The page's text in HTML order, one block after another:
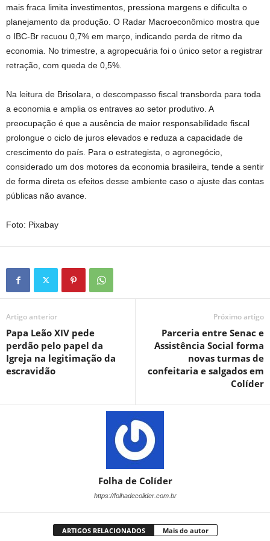
mais fraca limita investimentos, pressiona margens e dificulta o
planejamento da produção. O Radar Macroeconômico mostra que
o IBC-Br recuou 0,7% em março, indicando perda de ritmo da
economia. No trimestre, a agropecuária foi o único setor a registrar
retração, com queda de 0,5%.
Na leitura de Brisolara, o descompasso fiscal transborda para toda
a economia e amplia os entraves ao setor produtivo. A
preocupação é que a ausência de maior responsabilidade fiscal
prolongue o ciclo de juros elevados e reduza a capacidade de
crescimento do país. Para o estrategista, o agronegócio,
considerado um dos motores da economia brasileira, tende a sentir
de forma direta os efeitos desse ambiente caso o ajuste das contas
públicas não avance.
Foto: Pixabay
Artigo anterior
Papa Leão XIV pede
perdão pelo papel da
Igreja na legitimação da
escravidão
Próximo artigo
Parceria entre Senac e
Assistência Social forma
novas turmas de
confeitaria e salgados em
Colíder
Folha de Colíder
https://folhadecolider.com.br
ARTIGOS RELACIONADOS Mais do autor